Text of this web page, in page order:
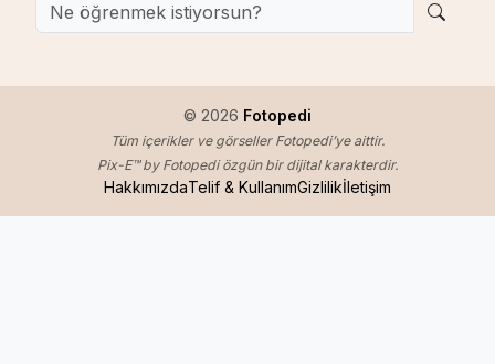
© 2026 Fotopedi
Tüm içerikler ve görseller Fotopedi’ye aittir.
Pix-E™ by Fotopedi özgün bir dijital karakterdir.
HakkımızdaTelif & KullanımGizlilikİletişim